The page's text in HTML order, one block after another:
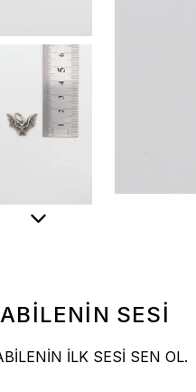
SESİ
İLK SESİ SEN OL.